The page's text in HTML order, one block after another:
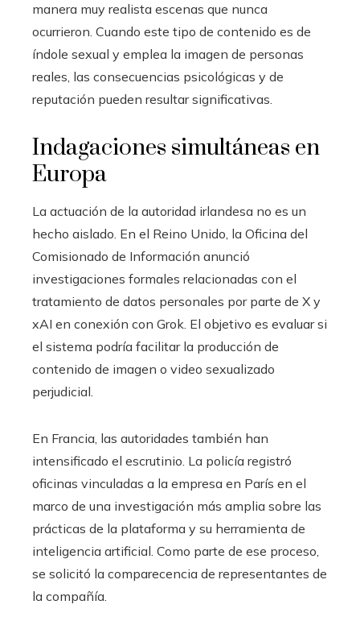
manera muy realista escenas que nunca
ocurrieron. Cuando este tipo de contenido es de
índole sexual y emplea la imagen de personas
reales, las consecuencias psicológicas y de
reputación pueden resultar significativas.
Indagaciones simultáneas en
Europa
La actuación de la autoridad irlandesa no es un
hecho aislado. En el Reino Unido, la Oficina del
Comisionado de Información anunció
investigaciones formales relacionadas con el
tratamiento de datos personales por parte de X y
xAI en conexión con Grok. El objetivo es evaluar si
el sistema podría facilitar la producción de
contenido de imagen o video sexualizado
perjudicial.
En Francia, las autoridades también han
intensificado el escrutinio. La policía registró
oficinas vinculadas a la empresa en París en el
marco de una investigación más amplia sobre las
prácticas de la plataforma y su herramienta de
inteligencia artificial. Como parte de ese proceso,
se solicitó la comparecencia de representantes de
la compañía.